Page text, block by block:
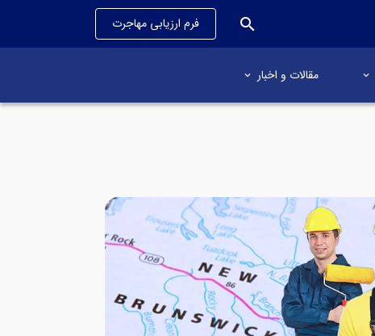
فرم ارزیابی مهاجرت search
مقالات و اخبار